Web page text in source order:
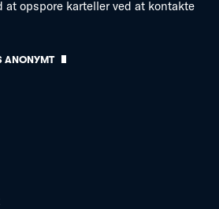
opspore karteller ved at kontakte
ANONYMT